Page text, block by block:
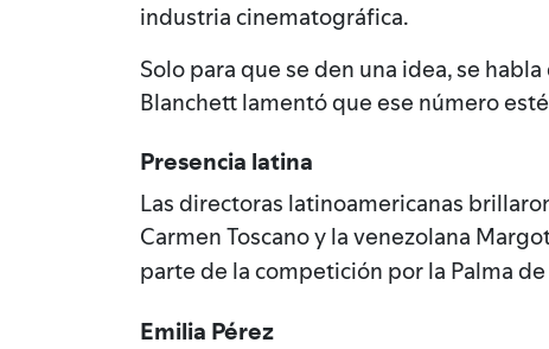
industria cinematográfica.
Solo para que se den una idea, se
Blanchett lamentó que ese número
Presencia latina
Las directoras latinoamericanas
Carmen Toscano y la venezolana
parte de la competición por la Palma
Emilia Pérez